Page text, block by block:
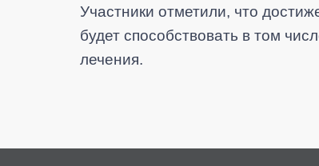
Участники отметили, что
будет способствовать в том
лечения.